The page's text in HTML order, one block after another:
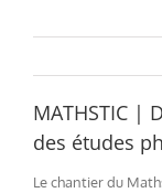
MATHSTIC |
des études
Le chantier du